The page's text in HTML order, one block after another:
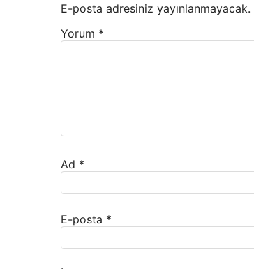
E-posta adresiniz yayınlanmayacak.
Yorum *
Ad *
E-posta *